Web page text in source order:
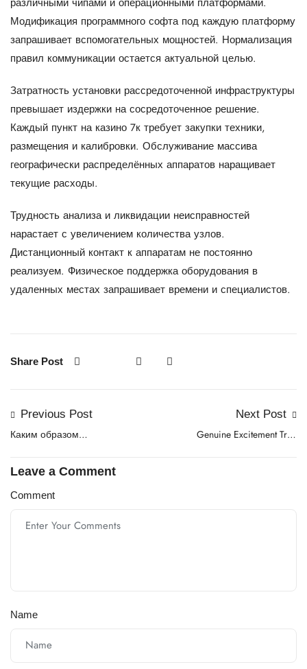
Модификация программного софта под каждую платформу
запрашивает вспомогательных мощностей. Нормализация
правил коммуникации остается актуальной целью.
Затратность установки рассредоточенной инфраструктуры
превышает издержки на сосредоточенное решение.
Каждый пункт на казино 7к требует закупки техники,
размещения и калибровки. Обслуживание массива
географически распределённых аппаратов наращивает
текущие расходы.
Трудность анализа и ликвидации неисправностей
нарастает с увеличением количества узлов.
Дистанционный контакт к аппаратам не постоянно
реализуем. Физическое поддержка оборудования в
удаленных местах запрашивает времени и специалистов.
Share Post
Previous Post
Каким образом
механизмы
Next Post
Genuine Excitement True
Leave a Comment
Comment
Name